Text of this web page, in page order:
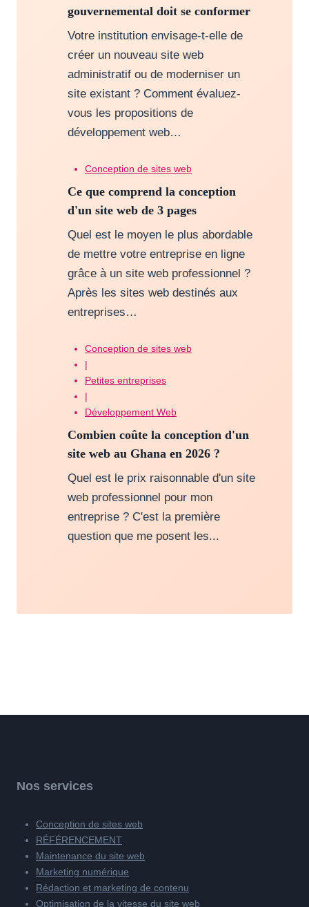
gouvernemental doit se conformer
Votre institution envisage-t-elle de
créer un nouveau site web
administratif ou de moderniser un
site existant ? Comment évaluez-
vous les propositions de
développement web…
Conception de sites web
Ce que comprend la conception
d'un site web de 3 pages
Quel est le moyen le plus abordable
de mettre votre entreprise en ligne
grâce à un site web professionnel ?
Après les sites web destinés aux
entreprises…
Conception de sites web
|
Petites entreprises
|
Développement Web
Combien coûte la conception d'un
site web au Ghana en 2026 ?
Quel est le prix raisonnable d'un site
web professionnel pour mon
entreprise ? C'est la première
question que me posent les...
Nos services
Conception de sites web
RÉFÉRENCEMENT
Maintenance du site web
Marketing numérique
Rédaction et marketing de contenu
Optimisation de la vitesse du site web